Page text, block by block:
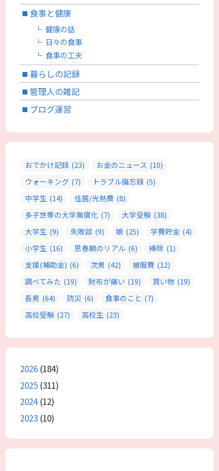
食事と健康
健康の話
日々の食事
食事の工夫
暮らしの記録
管理人の雑記
ブログ運営
おでかけ記録 (23) お金のニュース (10)
ウォーキング (7) トラブル備忘録 (5)
中学生 (14) 住居/光熱費 (8)
多子世帯の大学無償化 (7) 大学受験 (38)
大学生 (9) 失敗談 (9) 娘 (25) 学費貯金 (4)
小学生 (16) 思春期のリアル (6) 掃除 (1)
支援(補助金) (6) 次男 (42) 被服費 (12)
調べてみた (19) 財布が痛い (19) 買い物 (19)
長男 (64) 防災 (6) 食事のこと (7)
高校受験 (27) 高校生 (23)
2026 (184)
2025 (311)
2024(12)
2023 (10)